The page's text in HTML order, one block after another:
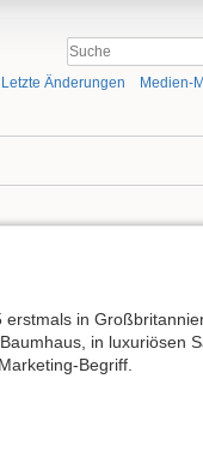
Letzte Änderungen Medien-
erstmals in
in luxuriösen
Begriff.